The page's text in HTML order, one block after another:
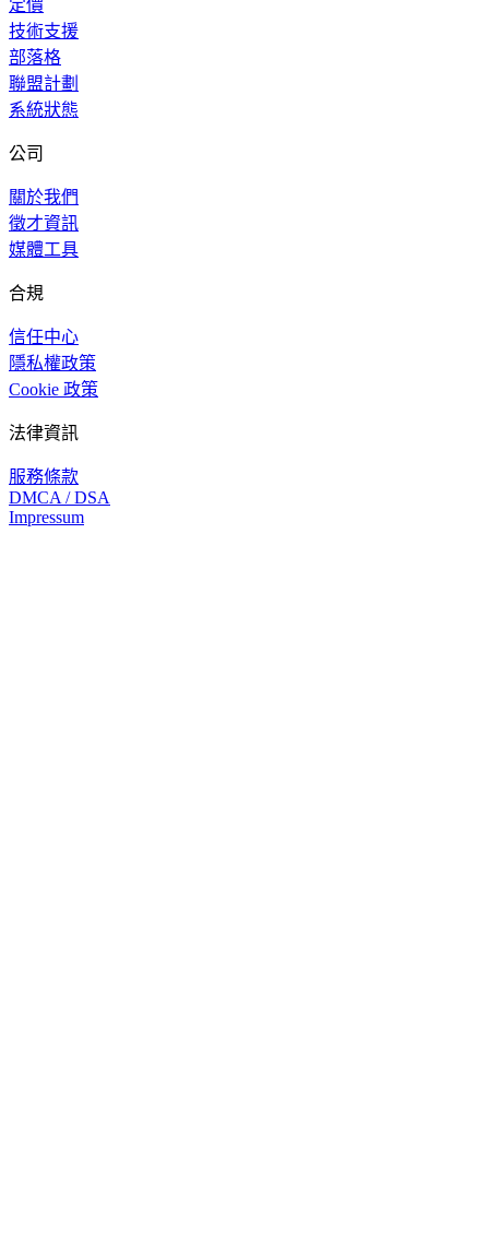
定價
技術支援
部落格
聯盟計劃
系統狀態
公司
關於我們
徵才資訊
媒體工具
合規
信任中心
隱私權政策
Cookie 政策
法律資訊
服務條款
DMCA / DSA
Impressum